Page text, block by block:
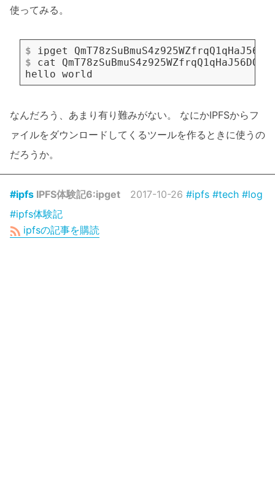
使ってみる。
$ ipget
$ cat
なんだろう、あまり有り難みがない。 なにかIPFSからフ
ァイルをダウンロードしてくるツールを作るときに使うの
だろうか。
#ipfs IPFS体験記6:ipget 2017-10-26 #ipfs #tech #log
#ipfs体験記
ipfsの記事を購読